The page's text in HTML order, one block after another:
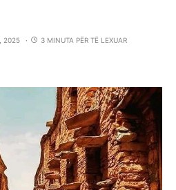
2025
3 MINUTA PËR TË LEXUAR